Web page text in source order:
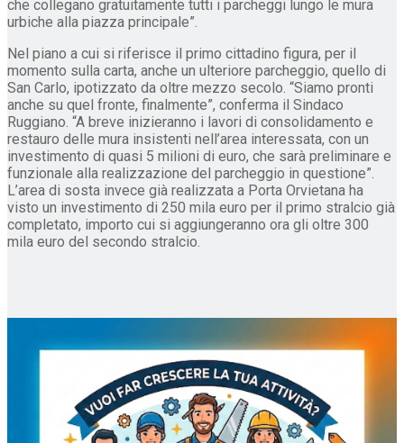
che collegano gratuitamente tutti i parcheggi lungo le mura
urbiche alla piazza principale”.
Nel piano a cui si riferisce il primo cittadino figura, per il
momento sulla carta, anche un ulteriore parcheggio, quello di
San Carlo, ipotizzato da oltre mezzo secolo. “Siamo pronti
anche su quel fronte, finalmente”, conferma il Sindaco
Ruggiano. “A breve inizieranno i lavori di consolidamento e
restauro delle mura insistenti nell’area interessata, con un
investimento di quasi 5 milioni di euro, che sarà preliminare e
funzionale alla realizzazione del parcheggio in questione”.
L’area di sosta invece già realizzata a Porta Orvietana ha
visto un investimento di 250 mila euro per il primo stralcio già
completato, importo cui si aggiungeranno ora gli oltre 300
mila euro del secondo stralcio.